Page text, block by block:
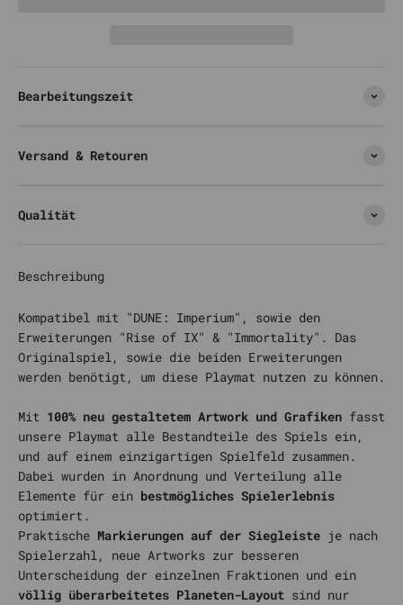
Bearbeitungszeit
Versand & Retouren
Qualität
Beschreibung
Kompatibel mit "DUNE: Imperium", sowie den
Erweiterungen "Rise of IX" & "Immortality". Das
Originalspiel, sowie die beiden Erweiterungen
werden benötigt, um diese Playmat nutzen zu können.
Mit 100% neu gestaltetem Artwork und Grafiken fasst
unsere Playmat alle Bestandteile des Spiels ein,
und auf einem einzigartigen Spielfeld zusammen.
Dabei wurden in Anordnung und Verteilung alle
Elemente für ein bestmögliches Spielerlebnis
optimiert.
Praktische Markierungen auf der Siegleiste je nach
Spielerzahl, neue Artworks zur besseren
Unterscheidung der einzelnen Fraktionen und ein
völlig überarbeitetes Planeten-Layout sind nur